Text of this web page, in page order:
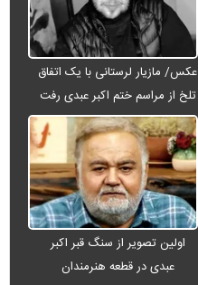
عکس/ مازیار لرستانی با یک اتفاق
تلخ از مراسم ختم اکبر عبدی رفت
اولین تصویر از سنگ قبر اکبر
عبدی در قطعه هنرمندان